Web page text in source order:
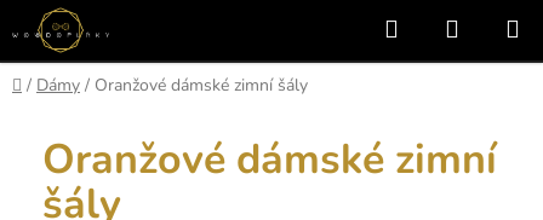
Přejít
na
obsah
Hledat
KOŠÍK
Domů
/ Dámy / Oranžové dámské zimní šály
Oranžové dámské zimní
šály